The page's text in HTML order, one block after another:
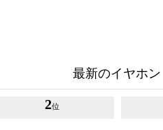
最新のイヤホ
2位